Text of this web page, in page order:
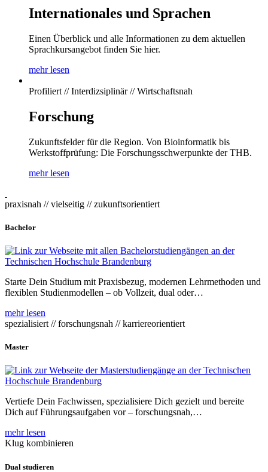
Internationales und Sprachen
Einen Überblick und alle Informationen zu dem aktuellen
Sprachkursangebot finden Sie hier.
mehr lesen
Profiliert // Interdizsiplinär // Wirtschaftsnah
Forschung
Zukunftsfelder für die Region. Von Bioinformatik bis
Werkstoffprüfung: Die Forschungsschwerpunkte der THB.
mehr lesen
praxisnah // vielseitig // zukunftsorientiert
Bachelor
Starte Dein Studium mit Praxisbezug, modernen Lehrmethoden und
flexiblen Studienmodellen – ob Vollzeit, dual oder…
mehr lesen
spezialisiert // forschungsnah // karriereorientiert
Master
Vertiefe Dein Fachwissen, spezialisiere Dich gezielt und bereite
Dich auf Führungsaufgaben vor – forschungsnah,…
mehr lesen
Klug kombinieren
Dual studieren